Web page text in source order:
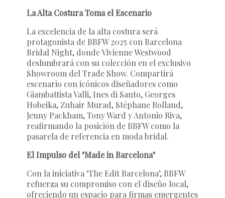
La Alta Costura Toma el Escenario
La excelencia de la alta costura será
protagonista de BBFW 2025 con Barcelona
Bridal Night, donde Vivienne Westwood
deslumbrará con su colección en el exclusivo
Showroom del Trade Show. Compartirá
escenario con icónicos diseñadores como
Giambattista Valli, Ines di Santo, Georges
Hobeika, Zuhair Murad, Stéphane Rolland,
Jenny Packham, Tony Ward y Antonio Riva,
reafirmando la posición de BBFW como la
pasarela de referencia en moda bridal.
El Impulso del "Made in Barcelona"
Con la iniciativa ‘The Edit Barcelona’, BBFW
refuerza su compromiso con el diseño local,
ofreciendo un espacio para firmas emergentes